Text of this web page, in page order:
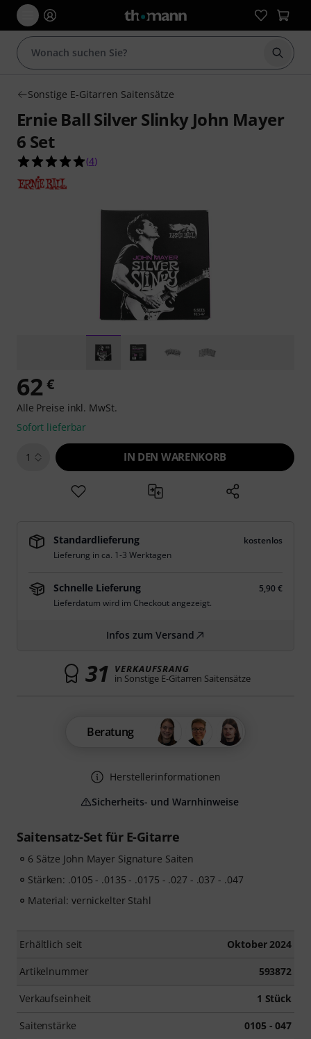
Suche
Sonstige E-Gitarren Saitensätze
Ernie Ball Silver Slinky John Mayer
6 Set
5.0 von 5 Sternen aus 4 Kundenbewertungen
(4)
Saitensatz-Set für E-Gitarre
6 Sätze John Mayer Signature Saiten
Stärken: .0105 - .0135 - .0175 - .027 - .037 - .047
Material: vernickelter Stahl
Erhältlich seit Oktober 2024
Artikelnummer 593872
Verkaufseinheit 1 Stück
Saitenstärke 0105 - 047
62 €
Alle Preise inkl. MwSt.
Sofort lieferbar
1 IN DEN WARENKORB
Standardlieferung
kostenlos
Lieferung in ca. 1-3 Werktagen
Schnelle Lieferung
5,90 €
Lieferdatum wird im Checkout angezeigt.
Infos zum Versand
31 VERKAUFSRANG
in Sonstige E-Gitarren Saitensätze
Beratung
Herstellerinformationen
Sicherheits- und Warnhinweise